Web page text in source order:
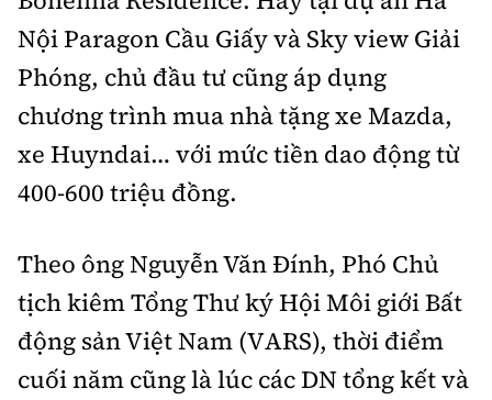
Nội Paragon Cầu Giấy và Sky view Giải
Phóng, chủ đầu tư cũng áp dụng
chương trình mua nhà tặng xe Mazda,
xe Huyndai… với mức tiền dao động từ
400-600 triệu đồng.
Theo ông Nguyễn Văn Đính, Phó Chủ
tịch kiêm Tổng Thư ký Hội Môi giới Bất
động sản Việt Nam (VARS), thời điểm
cuối năm cũng là lúc các DN tổng kết và